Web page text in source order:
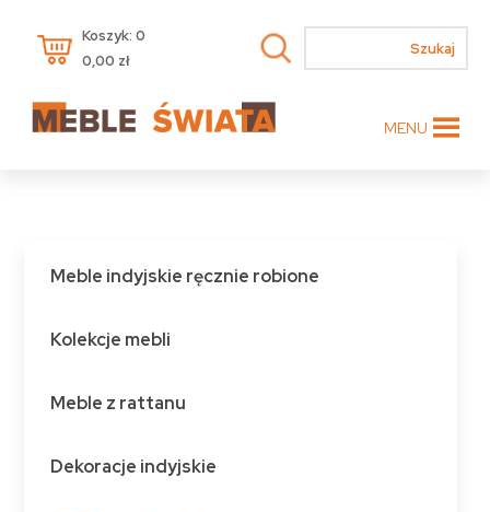
Koszyk: 0
0,00 zł
MENU
Meble indyjskie ręcznie robione
Kolekcje mebli
Meble z rattanu
Dekoracje indyjskie